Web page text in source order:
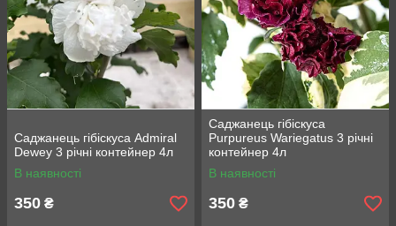
Саджанець гібіскуса Admiral
Dewey 3 річні контейнер 4л
В наявності
350 ₴
Саджанець гібіскуса
Purpureus Wariegatus 3 річні
контейнер 4л
В наявності
350 ₴